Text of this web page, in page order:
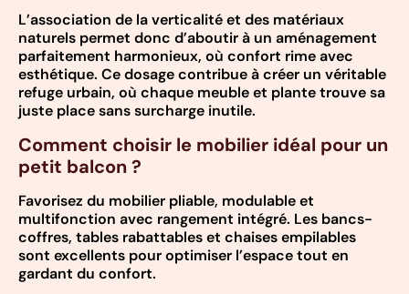
L’association de la verticalité et des matériaux
naturels permet donc d’aboutir à un aménagement
parfaitement harmonieux, où confort rime avec
esthétique. Ce dosage contribue à créer un véritable
refuge urbain, où chaque meuble et plante trouve sa
juste place sans surcharge inutile.
Comment choisir le mobilier idéal pour un
petit balcon ?
Favorisez du mobilier pliable, modulable et
multifonction avec rangement intégré. Les bancs-
coffres, tables rabattables et chaises empilables
sont excellents pour optimiser l’espace tout en
gardant du confort.